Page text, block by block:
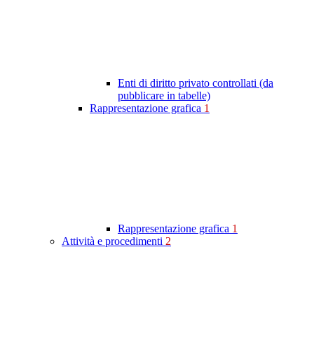
Enti di diritto privato controllati (da
pubblicare in tabelle)
Rappresentazione grafica 1
Rappresentazione grafica 1
Attività e procedimenti 2